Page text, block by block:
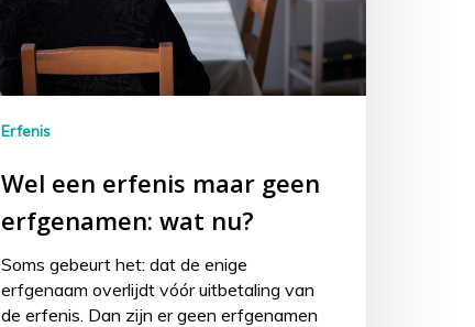
Erfenis
Wel een erfenis maar geen
erfgenamen: wat nu?
Soms gebeurt het: dat de enige
erfgenaam overlijdt vóór uitbetaling van
de erfenis. Dan zijn er geen erfgenamen